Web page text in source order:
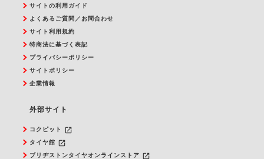
サイトの利用ガイド
よくあるご質問／お問合わせ
サイト利用規約
特商法に基づく表記
プライバシーポリシー
サイトポリシー
企業情報
外部サイト
コクピット launch
タイヤ館 launch
ブリヂストンタイヤオンラインストア launch